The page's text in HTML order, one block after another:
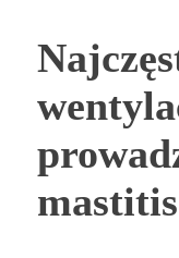
mastitis